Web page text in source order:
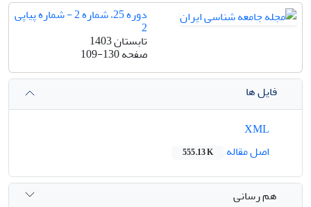
دوره 25، شماره 2 - شماره پیاپی
2
تابستان 1403
صفحه109-130
فایل ها
اصل مقاله
555.13 K
هم رسانی